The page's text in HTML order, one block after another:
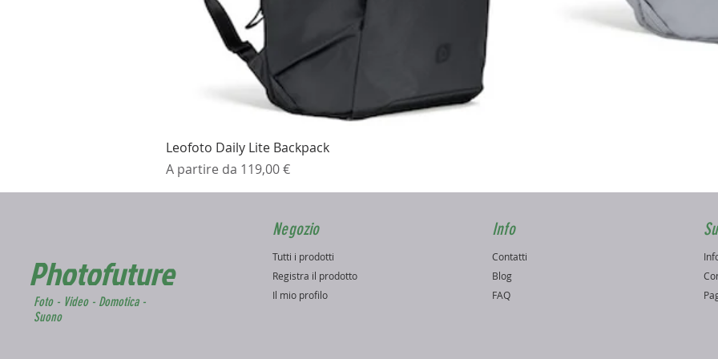
Leofoto Daily Lite Backpack
A partire da 119,00 €
Prezzo scontato
Photofuture
Foto - Video - Domotica -
Suono
Negozio
Tutti i prodotti
Registra il prodotto
Il mio profilo
Info
Contatti
Blog
FAQ